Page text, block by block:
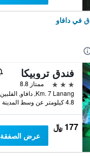
في دافاو
فندق تروبيكا
3 نجوم
ممتاز 8.8
Km. 7 Lanang, دافاو, الفلبين
4.8 كيلومتر عن وسط المدينة
177 ﷼
عرض الصفقة